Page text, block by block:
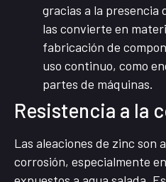
gracias a la presencia
las convierte en
fabricación de
uso continuo, como
partes de máquinas.
Resistencia a la
Las aleaciones de zinc son
corrosión, especialmente